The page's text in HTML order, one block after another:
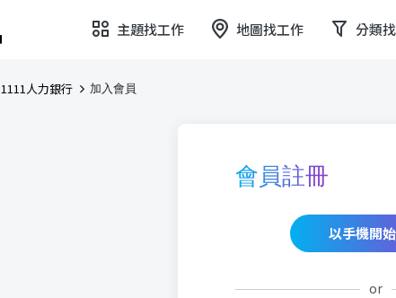
主題找工作 地圖找工作 分類
1111人力銀行 加入會員
會員註冊
以手機開
or